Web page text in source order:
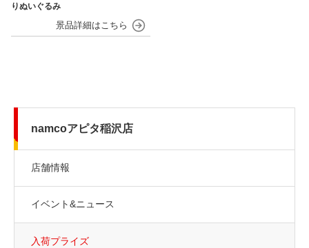
りぬいぐるみ
namcoアピタ稲沢店
店舗情報
イベント&ニュース
入荷プライズ